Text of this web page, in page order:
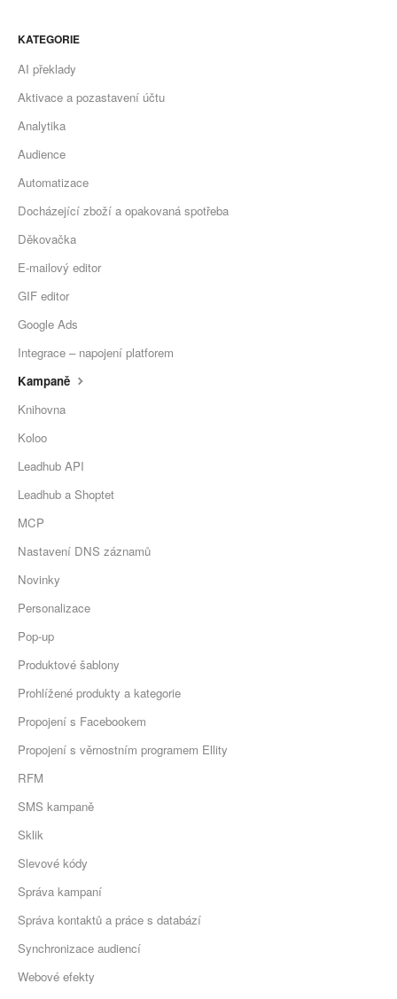
KATEGORIE
AI překlady
Aktivace a pozastavení účtu
Analytika
Audience
Automatizace
Docházející zboží a opakovaná spotřeba
Děkovačka
E-mailový editor
GIF editor
Google Ads
Integrace – napojení platforem
Kampaně
Knihovna
Koloo
Leadhub API
Leadhub a Shoptet
MCP
Nastavení DNS záznamů
Novinky
Personalizace
Pop-up
Produktové šablony
Prohlížené produkty a kategorie
Propojení s Facebookem
Propojení s věrnostním programem Ellity
RFM
SMS kampaně
Sklik
Slevové kódy
Správa kampaní
Správa kontaktů a práce s databází
Synchronizace audiencí
Webové efekty